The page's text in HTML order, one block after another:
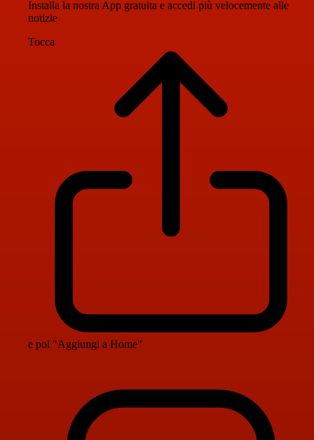
Installa la nostra App gratuita e accedi più velocemente alle
notizie
Tocca
e poi "Aggiungi a Home"